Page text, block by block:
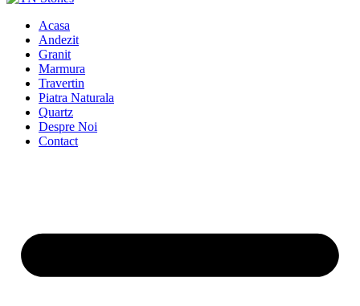
Acasa
Andezit
Granit
Marmura
Travertin
Piatra Naturala
Quartz
Despre Noi
Contact